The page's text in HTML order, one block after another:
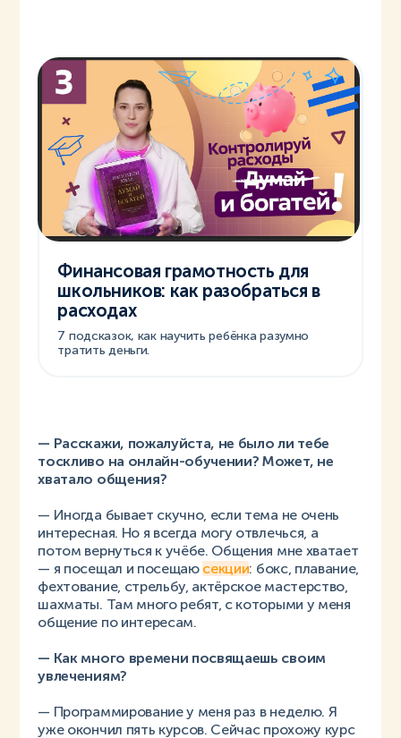
Финансовая грамотность для
школьников: как разобраться в
расходах
7 подсказок, как научить ребёнка разумно
тратить деньги.
— Расскажи, пожалуйста, не было ли тебе
тоскливо на онлайн-обучении? Может, не
хватало общения?
— Иногда бывает скучно, если тема не очень
интересная. Но я всегда могу отвлечься, а
потом вернуться к учёбе. Общения мне хватает
— я посещал и посещаю секции: бокс, плавание,
фехтование, стрельбу, актёрское мастерство,
шахматы. Там много ребят, с которыми у меня
общение по интересам.
— Как много времени посвящаешь своим
увлечениям?
— Программирование у меня раз в неделю. Я
уже окончил пять курсов. Сейчас прохожу курс